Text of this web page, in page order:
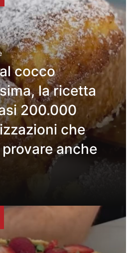
cocco
la ricetta
200.000
che
anche